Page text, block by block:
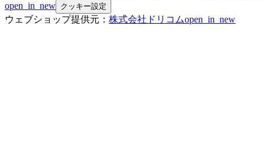
open_in_new クッキー設定
ウェブショップ提供元： 株式会社ドリコムopen_in_new